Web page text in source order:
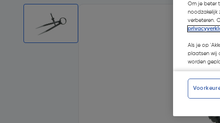
Om je beter
noodzakelijk
verbeteren.
Als je op
plaatsen wij
worden